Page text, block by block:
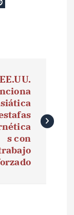
EE.UU.
s con